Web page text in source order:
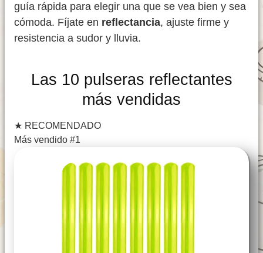
guía rápida para elegir una que se vea bien y sea
cómoda. Fíjate en reflectancia, ajuste firme y
resistencia a sudor y lluvia.
Las 10 pulseras reflectantes
más vendidas
★ RECOMENDADO
Más vendido #1